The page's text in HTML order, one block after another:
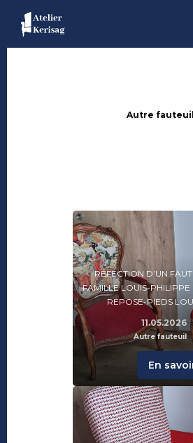
Autre fauteuil
RÉFECTION D’UN
FAMILLE LOUIS-PHILIPPE
REPOSE-PIEDS
11.05.2026
Autre fauteuil
En